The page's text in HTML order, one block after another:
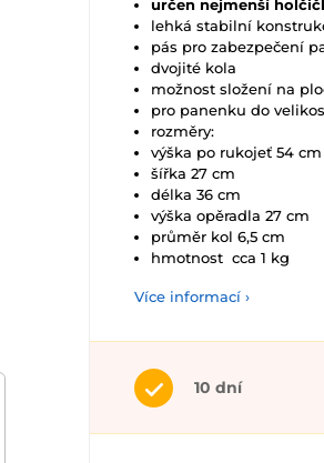
určen nejmenší
lehká stabilní
pás pro zabezpečení
dvojité kola
možnost složení na
pro panenku do
rozměry:
výška po rukojeť 54 cm
šířka 27 cm
délka 36 cm
výška opěradla 27 cm
průměr kol 6,5 cm
hmotnost cca 1 kg
Více informací ›
10 dní